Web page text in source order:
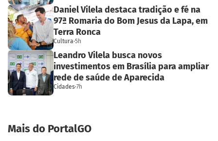
Daniel Vilela destaca tradição e fé na
97ª Romaria do Bom Jesus da Lapa, em
Terra Ronca
Cultura·5h
Leandro Vilela busca novos
investimentos em Brasília para ampliar
rede de saúde de Aparecida
Cidades·7h
Mais do PortalGO